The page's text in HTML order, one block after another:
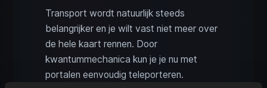
Transport wordt natuurlijk steeds
belangrijker en je wilt vast niet meer over
de hele kaart rennen. Door
kwantummechanica kun je je nu met
portalen eenvoudig teleporteren.